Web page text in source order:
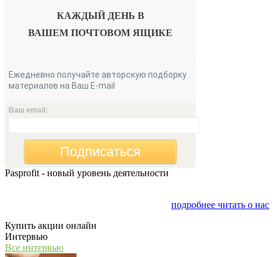
КАЖДЫЙ ДЕНЬ В
ВАШЕМ ПОЧТОВОМ ЯЩИКЕ
Ежедневно получайте авторскую подборку
материалов на Ваш E-mail
Ваш email:
Подписаться
Pasprofit - новый уровень деятельности
подробнее читать о нас
Купить акции онлайн
Интервью
Все интервью